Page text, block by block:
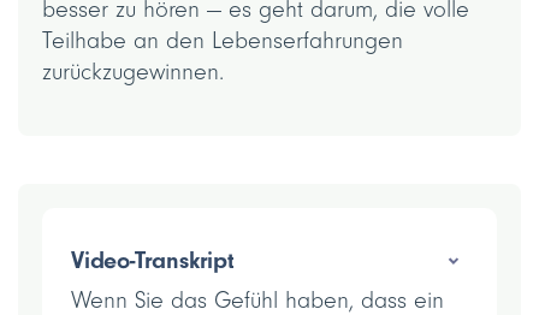
besser zu hören — es geht darum, die volle
Teilhabe an den Lebenserfahrungen
zurückzugewinnen.
Video-Transkript
Wenn Sie das Gefühl haben, dass ein